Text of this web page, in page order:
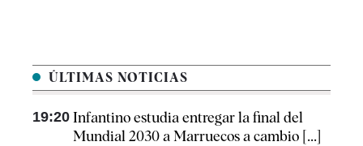
ÚLTIMAS NOTICIAS
19:20 Infantino estudia entregar la final del
Mundial 2030 a Marruecos a cambio [...]